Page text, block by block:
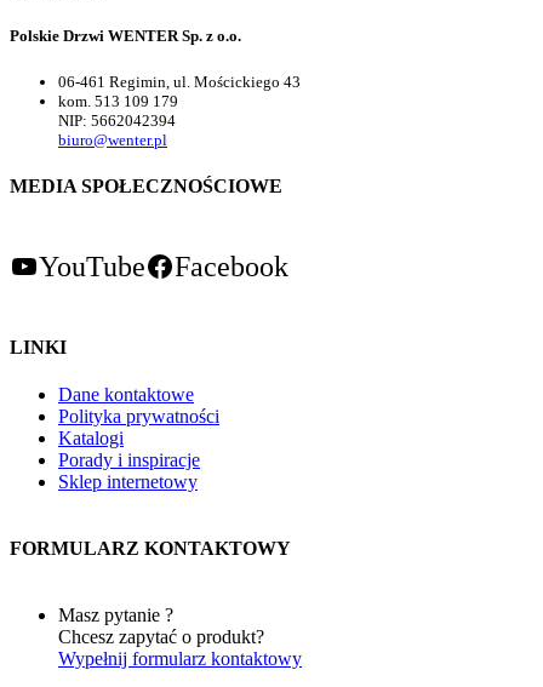
Polskie Drzwi WENTER Sp. z o.o.
06-461 Regimin, ul. Mościckiego 43
kom. 513 109 179
NIP: 5662042394
biuro@wenter.pl
MEDIA SPOŁECZNOŚCIOWE
YouTube Facebook
LINKI
Dane kontaktowe
Polityka prywatności
Katalogi
Porady i inspiracje
Sklep internetowy
FORMULARZ KONTAKTOWY
Masz pytanie ?
Chcesz zapytać o produkt?
Wypełnij formularz kontaktowy